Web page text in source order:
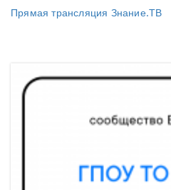
Прямая трансляция Знание.ТВ